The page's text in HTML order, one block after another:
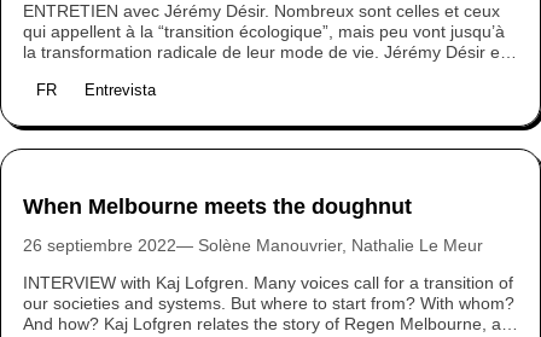
ENTRETIEN avec Jérémy Désir. Nombreux sont celles et ceux
qui appellent à la “transition écologique”, mais peu vont jusqu’à
la transformation radicale de leur mode de vie. Jérémy Désir en
destruction du monde capitaliste et industriel et apprend
FR Entrevista
When Melbourne meets the doughnut
26 septiembre 2022 Solène Manouvrier, Nathalie Le Meur
INTERVIEW with Kaj Lofgren. Many voices call for a transition of
our societies and systems. But where to start from? With whom?
And how? Kaj Lofgren relates the story of Regen Melbourne, a